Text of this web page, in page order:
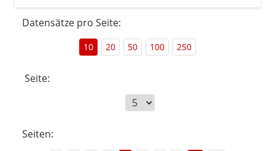
Datensätze pro Seite:
10 20 50 100 250
Seite:
Seiten: